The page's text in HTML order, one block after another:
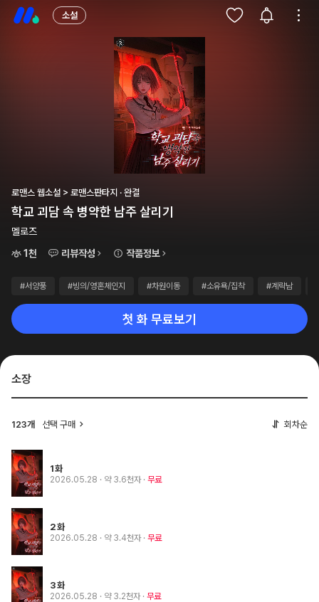
소설
로맨스 웹소설 > 로맨스판타지 · 완결
학교 괴담 속 병약한 남주 살리기
멜로즈
1천
리뷰작성 작품정보
#서양풍 #빙의/영혼체인지 #차원이동 #소유욕/집착 #계략남
첫 화 무료보기
소장
123개 선택 구매 회차순
1화
2026.05.28 · 약 3.6천자 무료
2화
2026.05.28 · 약 3.4천자 무료
3화
2026.05.28 · 약 3.2천자 무료